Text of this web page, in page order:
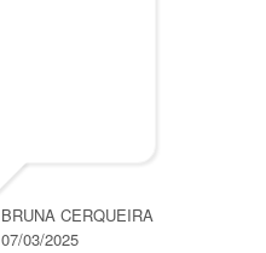
BRUNA CERQUEIRA
07/03/2025